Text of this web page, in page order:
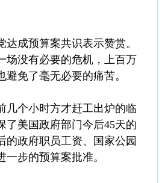
达成预算案共识表示赞赏。
场没有必要的危机，上百万
免了毫无必要的痛苦。
几个小时方才赶工出炉的临
了美国政府部门今后45天的
的政府职员工资、国家公园
步的预算案批准。